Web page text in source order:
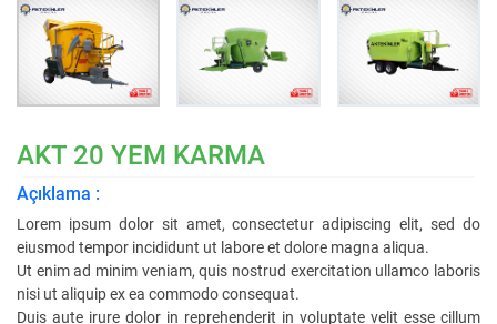
AKT 20 YEM KARMA
Açıklama :
Lorem ipsum dolor sit amet, consectetur adipiscing elit, sed do
eiusmod tempor incididunt ut labore et dolore magna aliqua.
Ut enim ad minim veniam, quis nostrud exercitation ullamco laboris
nisi ut aliquip ex ea commodo consequat.
Duis aute irure dolor in reprehenderit in voluptate velit esse cillum